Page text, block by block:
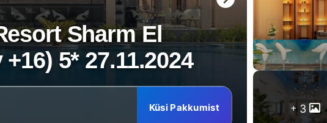
Sharm El
5* 27.11.2024
Küsi Pakkumist 3